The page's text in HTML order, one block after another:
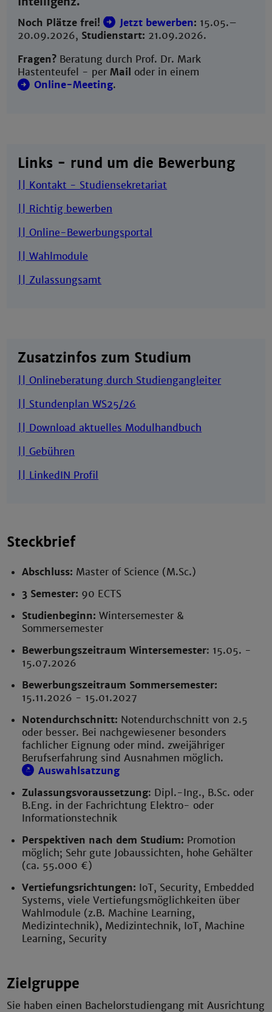
Noch Plätze frei! Jetzt bewerben: 15.05.–
20.09.2026, Studienstart: 21.09.2026.
Fragen? Beratung durch Prof. Dr. Mark
Hastenteufel - perMail oder in einem
Online-Meeting.
Links - rund um die Bewerbung
|| Kontakt - Studiensekretariat
|| Richtig bewerben
|| Online-Bewerbungsportal
|| Wahlmodule
|| Zulassungsamt
Zusatzinfos zum Studium
|| Onlineberatung durch Studiengangleiter
|| Stundenplan WS25/26
|| Download aktuelles Modulhandbuch
|| Gebühren
|| LinkedIN Profil
Steckbrief
Abschluss: Master of Science (M.Sc.)
3 Semester: 90 ECTS
Studienbeginn: Wintersemester &
Sommersemester
Bewerbungszeitraum Wintersemester: 15.05. -
15.07.2026
Bewerbungszeitraum Sommersemester:
15.11.2026 - 15.01.2027
Notendurchschnitt: Notendurchschnitt von 2.5
oder besser. Bei nachgewiesener besonders
fachlicher Eignung oder mind. zweijähriger
Berufserfahrung sind Ausnahmen möglich.
Auswahlsatzung
Zulassungsvoraussetzung: Dipl.-Ing., B.Sc. oder
B.Eng. in der Fachrichtung Elektro- oder
Informationstechnik
Perspektiven nach dem Studium: Promotion
möglich; Sehr gute Jobaussichten, hohe Gehälter
(ca. 55.000 €)
Vertiefungsrichtungen: IoT, Security, Embedded
Systems, viele Vertiefungsmöglichkeiten über
Wahlmodule (z.B. Machine Learning,
Medizintechnik), Medizintechnik, IoT, Machine
Learning, Security
Zielgruppe
Sie haben einen Bachelorstudiengang mit Ausrichtung